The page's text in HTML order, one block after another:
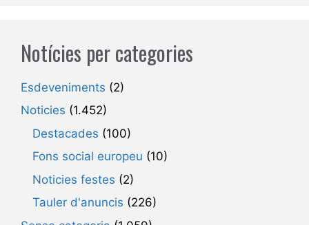
Notícies per categories
Esdeveniments (2)
Noticies (1.452)
Destacades (100)
Fons social europeu (10)
Noticies festes (2)
Tauler d'anuncis (226)